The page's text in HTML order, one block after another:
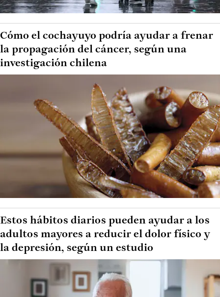
Cómo el cochayuyo podría ayudar a frenar
la propagación del cáncer, según una
investigación chilena
Estos hábitos diarios pueden ayudar a los
adultos mayores a reducir el dolor físico y
la depresión, según un estudio